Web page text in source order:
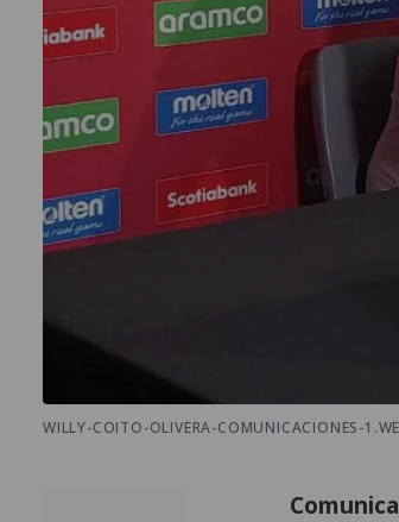
WILLY-COITO-OLIVERA-COMUNICACIONES-